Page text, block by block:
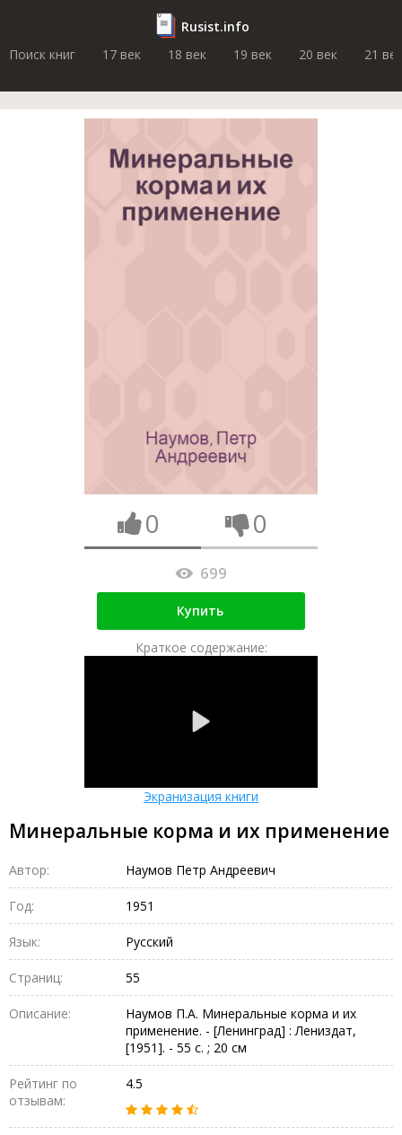
Rusist.info
Поиск книг
17 век 18 век 19 век 20 век 21 век
0 0
699
Купить
Краткое содержание:
Экранизация книги
Минеральные корма и их применение
Автор: Наумов Петр Андреевич
Год: 1951
Язык: Русский
Страниц: 55
Описание:
Наумов П.А. Минеральные корма и их
применение. - [Ленинград] : Лениздат,
[1951]. - 55 с. ; 20 см
Рейтинг по
отзывам:
4.5